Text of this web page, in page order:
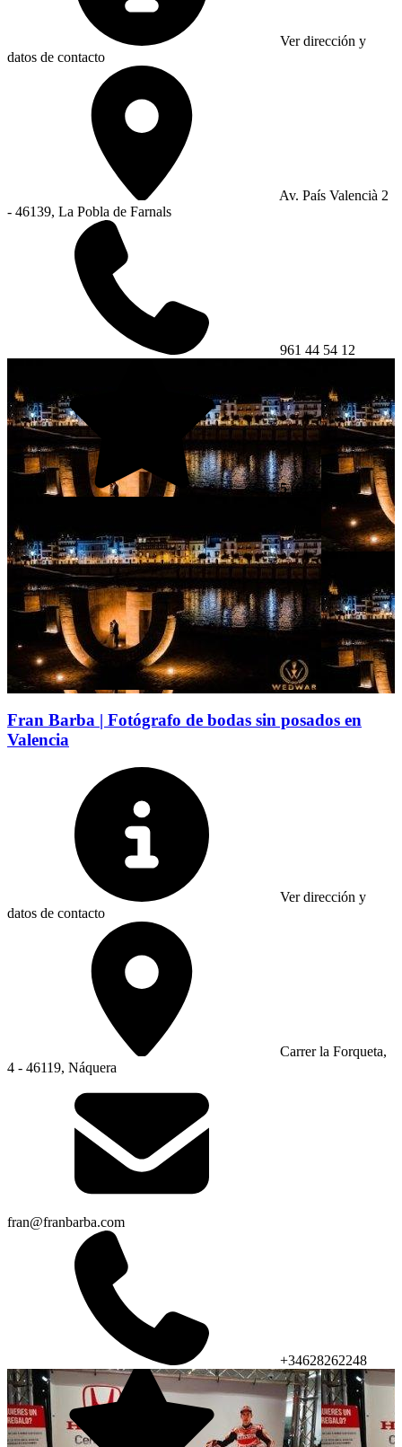
Ver dirección y
datos de contacto
Av. País Valencià 2
- 46139, La Pobla de Farnals
961 44 54 12
5(67)
Fran Barba | Fotógrafo de bodas sin posados en
Valencia
Ver dirección y
datos de contacto
Carrer la Forqueta,
4 - 46119, Náquera
fran@franbarba.com
+34628262248